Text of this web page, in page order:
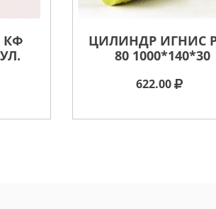
КФ
ЦИЛИНДР ИГНИС
80 1000*140*30
622.00